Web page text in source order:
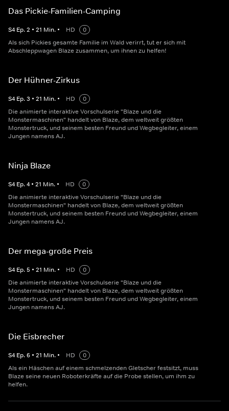
Das Pickie-Familien-Camping
S4 Ep.2 • 21 Min. • HD
0
Als sich Pickies gesamte Familie im Wald verirrt, tut er sich mit
Abschleppwagen Blaze zusammen, um ihnen zu helfen!
Der Hühner-Zirkus
S4 Ep.3 • 21 Min. • HD
0
Die animierte interaktive Vorschulserie "Blaze und die
Monstermaschinen" handelt von Blaze, dem weltweit größten
Monstertruck, und seinem besten Freund und Wegbegleiter, einem
Jungen namens AJ.
Ninja Blaze
S4 Ep.4 • 21 Min. • HD
0
Die animierte interaktive Vorschulserie "Blaze und die
Monstermaschinen" handelt von Blaze, dem weltweit größten
Monstertruck, und seinem besten Freund und Wegbegleiter, einem
Jungen namens AJ.
Der mega-große Preis
S4 Ep.5 • 21 Min. • HD
0
Die animierte interaktive Vorschulserie "Blaze und die
Monstermaschinen" handelt von Blaze, dem weltweit größten
Monstertruck, und seinem besten Freund und Wegbegleiter, einem
Jungen namens AJ.
Die Eisbrecher
S4 Ep.6 • 21 Min. • HD
0
Als ein Häschen auf einem schmelzenden Gletscher festsitzt, muss
Blaze seine neuen Roboterkräfte auf die Probe stellen, um ihm zu
helfen.